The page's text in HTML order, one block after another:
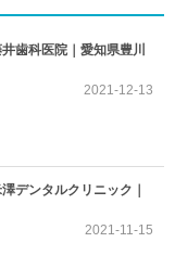
歯科医院｜愛知県豊川
2021-12-13
デンタルクリニック｜
2021-11-15